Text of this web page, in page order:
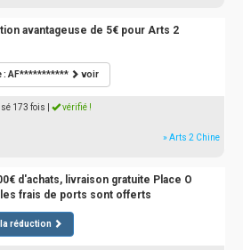
avantageuse de 5€ pour Arts 2
: AF*********** voir
173 fois vérifié !
» Arts 2 Chine
d'achats, livraison gratuite Place O
les frais de ports sont offerts
réduction